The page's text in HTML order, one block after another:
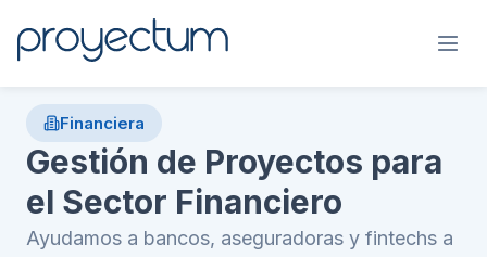
Financiera
Gestión de Proyectos para
el Sector Financiero
Ayudamos a bancos, aseguradoras y fintechs a